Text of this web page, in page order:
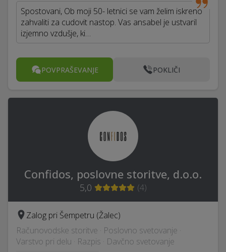
Spostovani, Ob moji 50- letnici se vam želim iskreno
zahvaliti za cudovit nastop. Vas ansabel je ustvaril
izjemno vzdušje, ki…
POVPRAŠEVANJE POKLIČI
Confidos, poslovne storitve, d.o.o.
5,0 (4)
Zalog pri Šempetru (Žalec)
Računovodske storitve · Poslovno svetovanje ·
Varstvo pri delu · Razpis · Davčno svetovanje